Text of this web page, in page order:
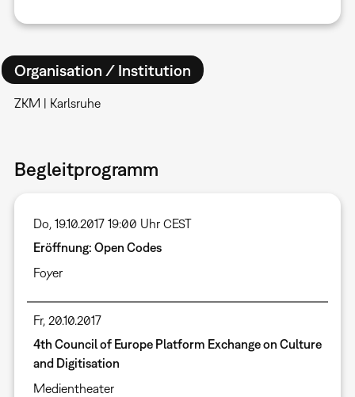
Organisation / Institution
ZKM | Karlsruhe
Begleitprogramm
Do, 19.10.2017 19:00 Uhr CEST
Eröffnung: Open Codes
Foyer
Fr, 20.10.2017
4th Council of Europe Platform Exchange on Culture
and Digitisation
Medientheater